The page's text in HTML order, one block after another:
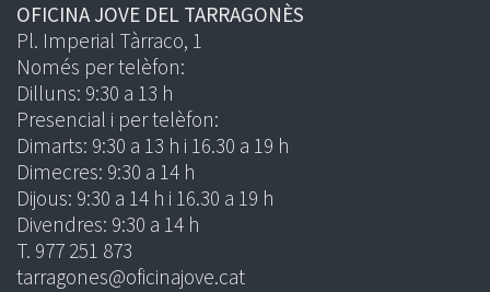
OFICINA JOVE DEL TARRAGONÈS
Pl. Imperial Tàrraco, 1
Només per telèfon:
Dilluns: 9:30 a 13 h
Presencial i per telèfon:
Dimarts: 9:30 a 13 h i 16.30 a 19 h
Dimecres: 9:30 a 14 h
Dijous: 9:30 a 14 h i 16.30 a 19 h
Divendres: 9:30 a 14 h
T. 977 251 873
tarragones@oficinajove.cat